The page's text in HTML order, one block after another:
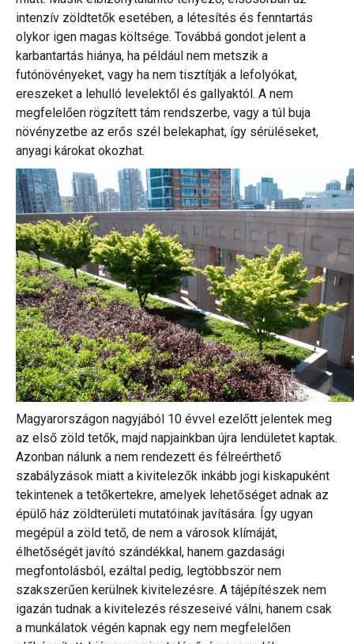
intenzív zöldtetők esetében, a létesítés és fenntartás
olykor igen magas költsége. Továbbá gondot jelent a
karbantartás hiánya, ha például nem metszik a
futónövényeket, vagy ha nem tisztítják a lefolyókat,
ereszeket a lehulló levelektől és gallyaktól. A nem
megfelelően rögzített tám rendszerbe, vagy a túl buja
növényzetbe az erős szél belekaphat, így sérüléseket,
anyagi károkat okozhat.
Magyarországon nagyjából 10 évvel ezelőtt jelentek meg
az első zöld tetők, majd napjainkban újra lendületet kaptak.
Azonban nálunk a nem rendezett és félreérthető
szabályzások miatt a kivitelezők inkább jogi kiskapuként
tekintenek a tetőkertekre, amelyek lehetőséget adnak az
épülő ház zöldterületi mutatóinak javítására. Így ugyan
megépül a zöld tető, de nem a városok klímáját,
élhetőségét javító szándékkal, hanem gazdasági
megfontolásból, ezáltal pedig, legtöbbször nem
szakszerűen kerülnek kivitelezésre. A tájépítészek nem
igazán tudnak a kivitelezés részeseivé válni, hanem csak
a munkálatok végén kapnak egy nem megfelelően